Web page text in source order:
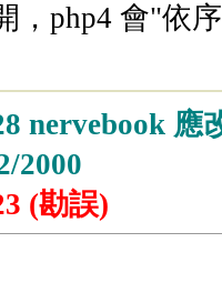
，php4 會"依
nervebook 應
2000
(勘誤)